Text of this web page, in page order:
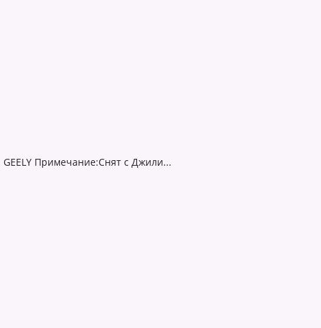
Примечание:Снят с Джили...